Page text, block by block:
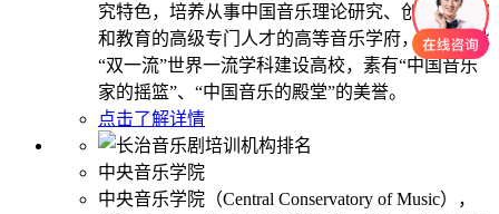
究特色，培养从事中国音乐理论研究、创作、表演
和教育的高级专门人才的高等音乐学府，国家首批
“双一流”世界一流学科建设高校，素有“中国音乐
家的摇篮”、“中国音乐的殿堂”的美誉。
点击了解详情
中央音乐学院
中央音乐学院（Central Conservatory of Music），